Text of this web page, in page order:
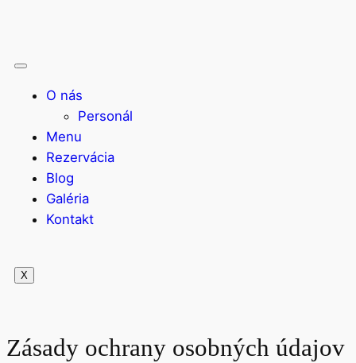
O nás
Personál
Menu
Rezervácia
Blog
Galéria
Kontakt
X
Zásady ochrany osobných údajov